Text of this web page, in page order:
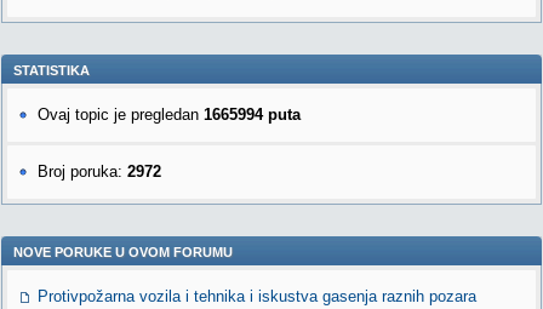
STATISTIKA
Ovaj topic je pregledan 1665994 puta
Broj poruka: 2972
NOVE PORUKE U OVOM FORUMU
Protivpožarna vozila i tehnika i iskustva gasenja raznih pozara